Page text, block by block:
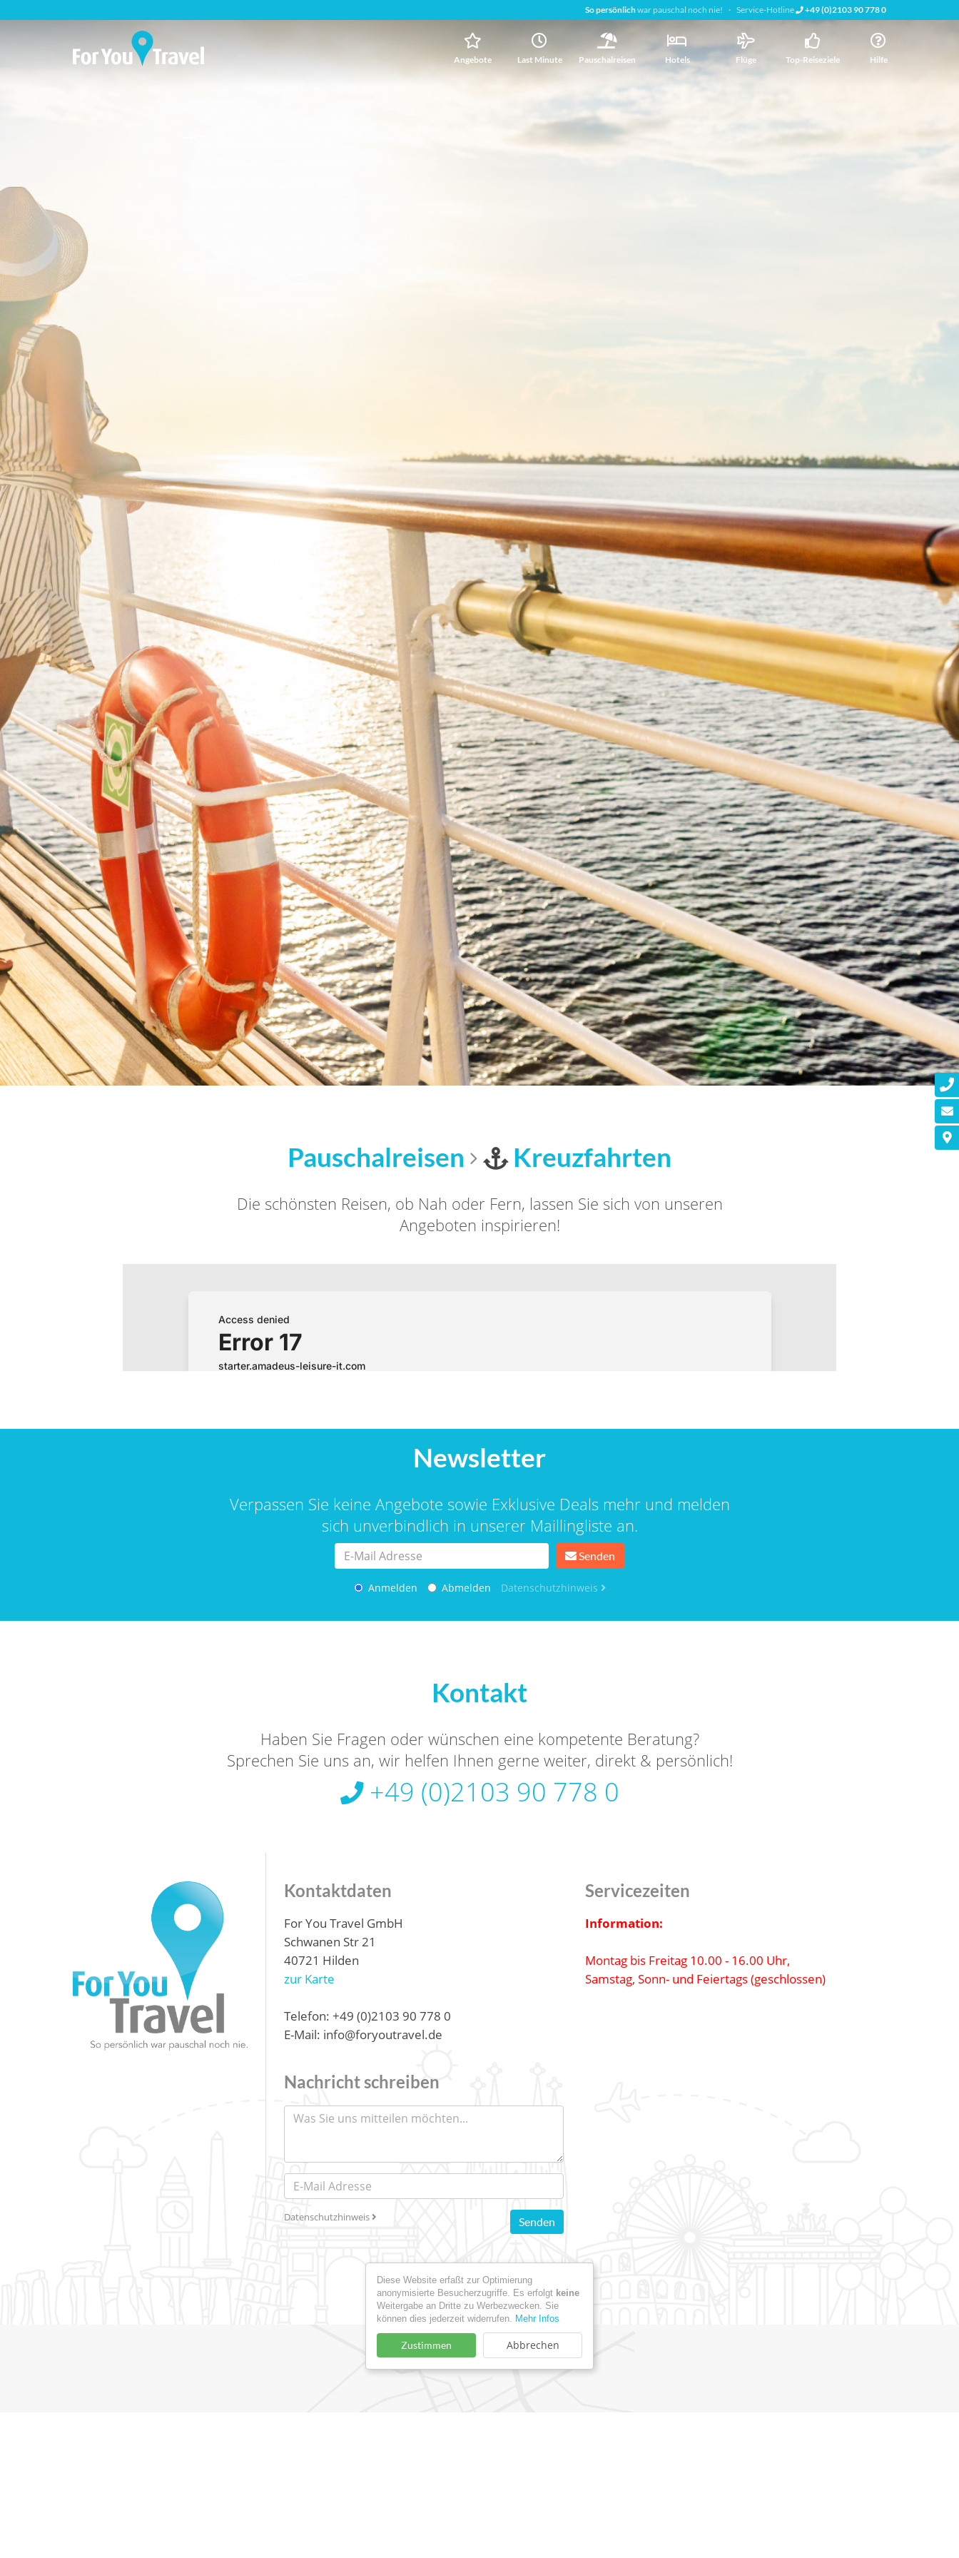
So persönlichwar pauschal noch nie! Service-Hotline +49 (0)2103 90 778 0
Angebote Last Minute Pauschalreisen Hotels Flüge Top-Reiseziele Hilfe
Pauschalreisen Kreuzfahrten
Die schönsten Reisen, ob Nah oder Fern, lassen Sie sich von unseren
Angeboten inspirieren!
Newsletter
Verpassen Sie keine Angebote sowie Exklusive Deals mehr und melden
sich unverbindlich in unserer Maillingliste an.
Senden
Anmelden Abmelden Datenschutzhinweis
Kontakt
Haben Sie Fragen oder wünschen eine kompetente Beratung?
Sprechen Sie uns an, wir helfen Ihnen gerne weiter, direkt & persönlich!
+49 (0)2103 90 778 0
Kontaktdaten
For You Travel GmbH
Schwanen Str 21
40721 Hilden
zur Karte
Telefon: +49 (0)2103 90 778 0
E-Mail: info@foryoutravel.de
Servicezeiten
Information:
Montag bis Freitag 10.00 - 16.00 Uhr,
Samstag, Sonn- und Feiertags (geschlossen)
Nachricht schreiben
Datenschutzhinweis Senden
Diese Website erfaßt zur Optimierung
anonymisierte Besucherzugriffe. Es erfolgt keine
Weitergabe an Dritte zu Werbezwecken. Sie
können dies jederzeit widerrufen. Mehr Infos
Zustimmen Abbrechen